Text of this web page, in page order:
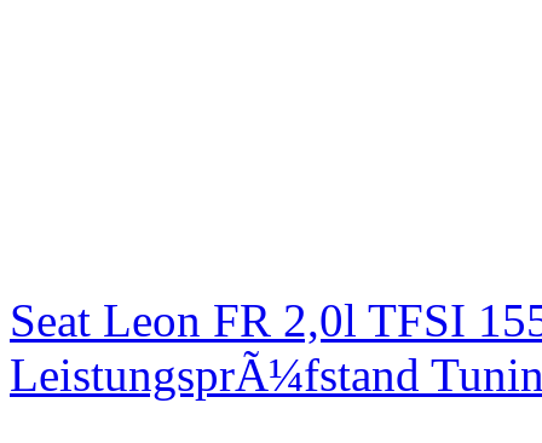
Seat Leon FR 2,0l TFSI
LeistungsprÃ¼fstand